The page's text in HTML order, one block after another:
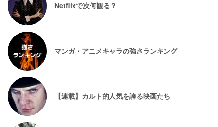
Netflixで次何観る？
マンガ・アニメキャラの強さランキング
【連載】カルト的人気を誇る映画たち